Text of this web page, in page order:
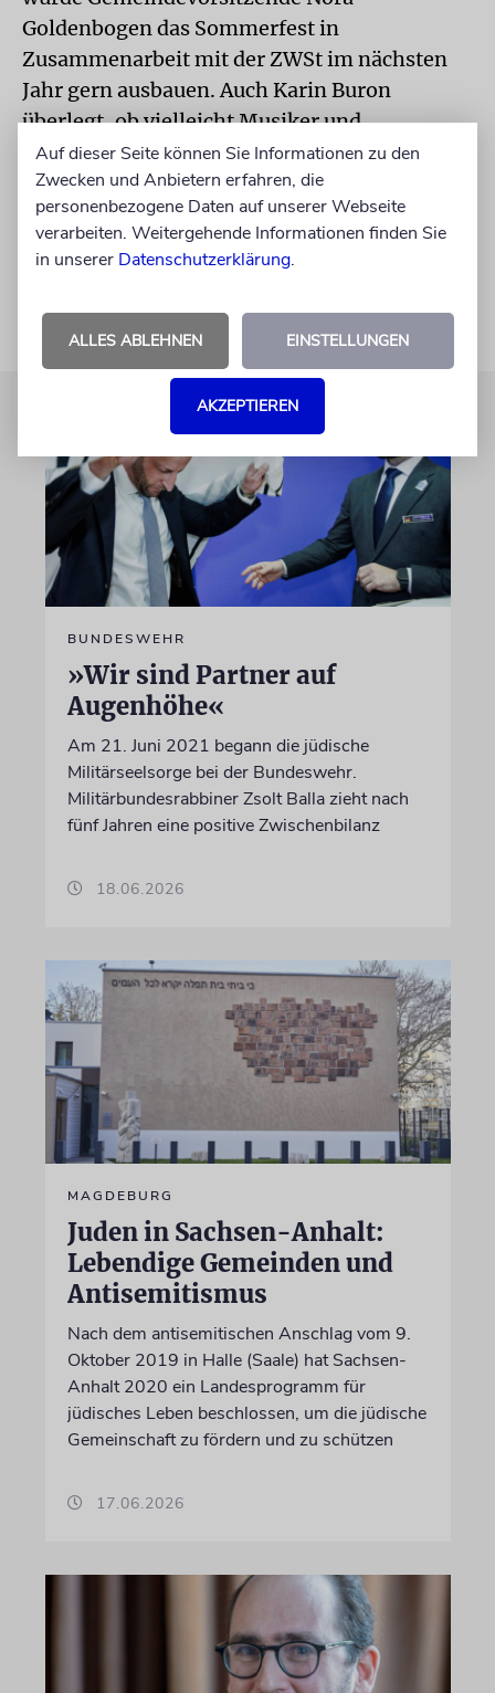
Goldenbogen das Sommerfest in
Zusammenarbeit mit der ZWSt im nächsten
Jahr gern ausbauen. Auch Karin Buron
überlegt, ob vielleicht Musiker und
Theaterschaffende engagiert werden sollten.
Dennoch weiß sie: »Je mehr Gäste kommen,
umso mehr Helfer brauchen wir und Kosten
entstehen natürlich auch.«
BUNDESWEHR
»Wir sind Partner auf
Augenhöhe«
Am 21. Juni 2021 begann die jüdische
Militärseelsorge bei der Bundeswehr.
Militärbundesrabbiner Zsolt Balla zieht nach
fünf Jahren eine positive Zwischenbilanz
18.06.2026
MAGDEBURG
Juden in Sachsen-Anhalt:
Lebendige Gemeinden und
Antisemitismus
Nach dem antisemitischen Anschlag vom 9.
Oktober 2019 in Halle (Saale) hat Sachsen-
Anhalt 2020 ein Landesprogramm für
jüdisches Leben beschlossen, um die jüdische
Gemeinschaft zu fördern und zu schützen
17.06.2026
Auf dieser Seite können Sie Informationen zu den
Zwecken und Anbietern erfahren, die
personenbezogene Daten auf unserer Webseite
verarbeiten. Weitergehende Informationen finden Sie
in unserer Datenschutzerklärung.
ALLES ABLEHNEN EINSTELLUNGEN
AKZEPTIEREN